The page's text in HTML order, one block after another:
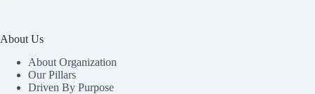
About Us
About Organization
Our Pillars
Driven By Purpose​